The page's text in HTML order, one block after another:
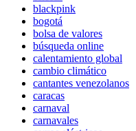
blackpink
bogotá
bolsa de valores
búsqueda online
calentamiento global
cambio climático
cantantes venezolanos
caracas
carnaval
carnavales